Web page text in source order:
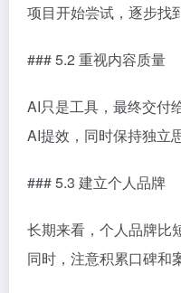
项目开始尝试，逐步找
### 5.2 重视内容质量
AI只是工具，最终交付
AI提效，同时保持独立
### 5.3 建立个人品牌
长期来看，个人品牌比
同时，注意积累口碑和